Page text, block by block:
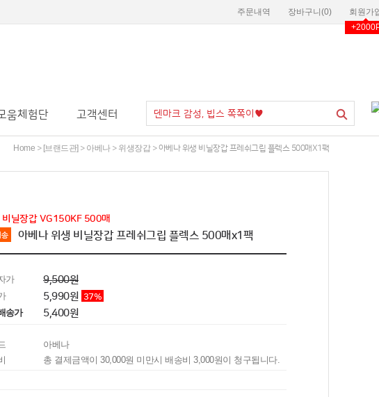
회원가
장바구니(0)
주문내역
움체험단 고객센터
Home > [브랜드관] > 아베나> 위생장갑> 아베나 위생 비닐장갑 프레쉬그립 플렉스 500매x1팩
비닐장갑 VG150KF 500매
아베나 위생 비닐장갑 프레쉬그립 플렉스 500매x1팩
가 9,500원
5,990원 37%
송가 5,400원
아베나
총 결제금액이 30,000원 미만시 배송비 3,000원이 청구됩니다.